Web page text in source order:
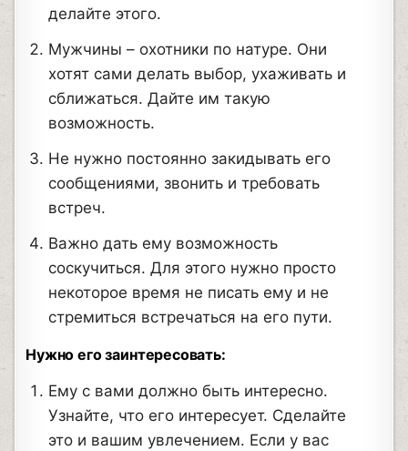
делайте этого.
Мужчины – охотники по натуре. Они
хотят сами делать выбор, ухаживать и
сближаться. Дайте им такую
возможность.
Не нужно постоянно закидывать его
сообщениями, звонить и требовать
встреч.
Важно дать ему возможность
соскучиться. Для этого нужно просто
некоторое время не писать ему и не
стремиться встречаться на его пути.
Нужно его заинтересовать:
Ему с вами должно быть интересно.
Узнайте, что его интересует. Сделайте
это и вашим увлечением. Если у вас